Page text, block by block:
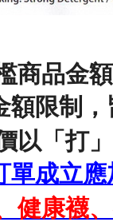
商品金
額限制
以「打
單成立應
健康襪